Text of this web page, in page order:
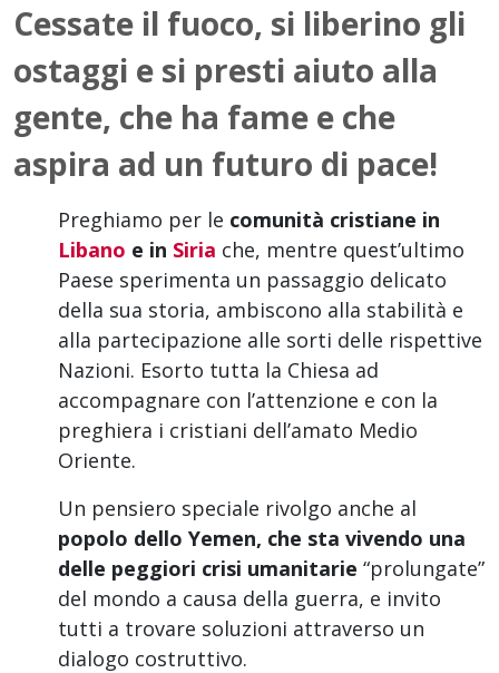
Cessate il fuoco, si liberino gli
ostaggi e si presti aiuto alla
gente, che ha fame e che
aspira ad un futuro di pace!
Preghiamo per le comunità cristiane in
Libano e in Siria che, mentre quest’ultimo
Paese sperimenta un passaggio delicato
della sua storia, ambiscono alla stabilità e
alla partecipazione alle sorti delle rispettive
Nazioni. Esorto tutta la Chiesa ad
accompagnare con l’attenzione e con la
preghiera i cristiani dell’amato Medio
Oriente.
Un pensiero speciale rivolgo anche al
popolo dello Yemen, che sta vivendo una
delle peggiori crisi umanitarie “prolungate”
del mondo a causa della guerra, e invito
tutti a trovare soluzioni attraverso un
dialogo costruttivo.